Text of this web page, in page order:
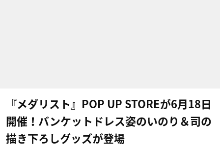
『メダリスト』POP UP STOREが6月18日
開催！バンケットドレス姿のいのり＆司の
描き下ろしグッズが登場